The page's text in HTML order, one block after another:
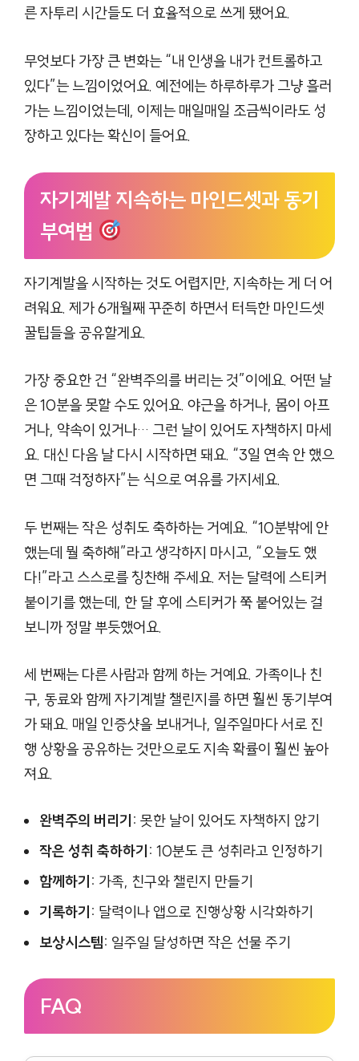
른 자투리 시간들도 더 효율적으로 쓰게 됐어요.
무엇보다 가장 큰 변화는 “내 인생을 내가 컨트롤하고
있다”는 느낌이었어요. 예전에는 하루하루가 그냥 흘러
가는 느낌이었는데, 이제는 매일매일 조금씩이라도 성
장하고 있다는 확신이 들어요.
자기계발 지속하는 마인드셋과 동기
부여법
자기계발을 시작하는 것도 어렵지만, 지속하는 게 더 어
려워요. 제가 6개월째 꾸준히 하면서 터득한 마인드셋
꿀팁들을 공유할게요.
가장 중요한 건 “완벽주의를 버리는 것”이에요. 어떤 날
은 10분을 못할 수도 있어요. 야근을 하거나, 몸이 아프
거나, 약속이 있거나… 그런 날이 있어도 자책하지 마세
요. 대신 다음 날 다시 시작하면 돼요. “3일 연속 안 했으
면 그때 걱정하자”는 식으로 여유를 가지세요.
두 번째는 작은 성취도 축하하는 거예요. “10분밖에 안
했는데 뭘 축하해”라고 생각하지 마시고, “오늘도 했
다!”라고 스스로를 칭찬해 주세요. 저는 달력에 스티커
붙이기를 했는데, 한 달 후에 스티커가 쭉 붙어있는 걸
보니까 정말 뿌듯했어요.
세 번째는 다른 사람과 함께 하는 거예요. 가족이나 친
구, 동료와 함께 자기계발 챌린지를 하면 훨씬 동기부여
가 돼요. 매일 인증샷을 보내거나, 일주일마다 서로 진
행 상황을 공유하는 것만으로도 지속 확률이 훨씬 높아
져요.
완벽주의 버리기: 못한 날이 있어도 자책하지 않기
작은 성취 축하하기: 10분도 큰 성취라고 인정하기
함께하기: 가족, 친구와 챌린지 만들기
기록하기: 달력이나 앱으로 진행상황 시각화하기
보상시스템: 일주일 달성하면 작은 선물 주기
FAQ